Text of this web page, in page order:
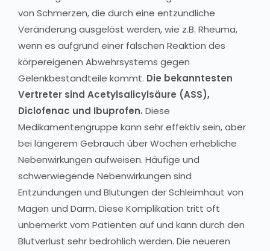
von Schmerzen, die durch eine entzündliche
Veränderung ausgelöst werden, wie z.B. Rheuma,
wenn es aufgrund einer falschen Reaktion des
körpereigenen Abwehrsystems gegen
Gelenkbestandteile kommt. Die bekanntesten
Vertreter sind Acetylsalicylsäure (ASS),
Diclofenac und Ibuprofen. Diese
Medikamentengruppe kann sehr effektiv sein, aber
bei längerem Gebrauch über Wochen erhebliche
Nebenwirkungen aufweisen. Häufige und
schwerwiegende Nebenwirkungen sind
Entzündungen und Blutungen der Schleimhaut von
Magen und Darm. Diese Komplikation tritt oft
unbemerkt vom Patienten auf und kann durch den
Blutverlust sehr bedrohlich werden. Die neueren